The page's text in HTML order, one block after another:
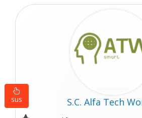
S.C. Alfa Tech
sus